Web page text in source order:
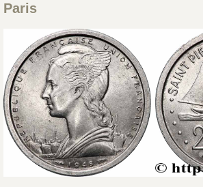
Paris